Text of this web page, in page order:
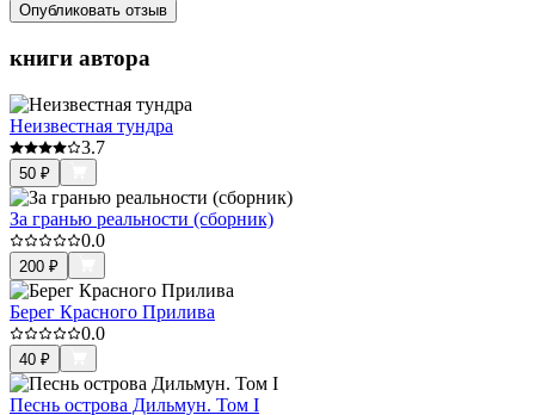
Опубликовать отзыв
книги автора
Неизвестная тундра
3.7
50 ₽
За гранью реальности (сборник)
0.0
200 ₽
Берег Красного Прилива
0.0
40 ₽
Песнь острова Дильмун. Том I